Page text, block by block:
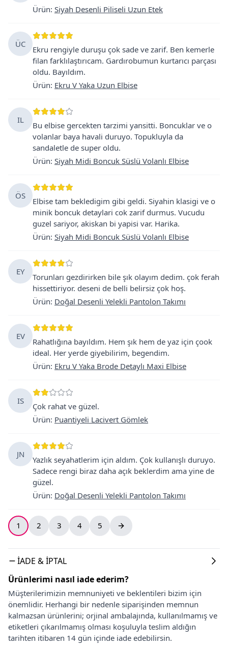
Ürün: Siyah Desenli Piliseli Uzun Etek
ÜC
Ekru rengiyle duruşu çok sade ve zarif. Ben kemerle
filan farklılaştırıcam. Gardırobumun kurtarıcı parçası
oldu. Bayıldım.
Ürün: Ekru V Yaka Uzun Elbise
IL
Bu elbise gercekten tarzimi yansitti. Boncuklar ve o
volanlar baya havali duruyo. Topukluyla da
sandaletle de super oldu.
Ürün: Siyah Midi Boncuk Süslü Volanlı Elbise
ÖS
Elbise tam bekledigim gibi geldi. Siyahin klasigi ve o
minik boncuk detaylari cok zarif durmus. Vucudu
guzel sariyor, akiskan bi yapisi var. Harika.
Ürün: Siyah Midi Boncuk Süslü Volanlı Elbise
EY
Torunları gezdirirken bile şık olayım dedim. çok ferah
hissettiriyor. deseni de belli belirsiz çok hoş.
Ürün: Doğal Desenli Yelekli Pantolon Takımı
EV
Rahatlığına bayıldım. Hem şık hem de yaz için çook
ideal. Her yerde giyebilirim, begendim.
Ürün: Ekru V Yaka Brode Detaylı Maxi Elbise
IS
Çok rahat ve güzel.
Ürün: Puantiyeli Lacivert Gömlek
JN
Yazlık seyahatlerim için aldım. Çok kullanışlı duruyo.
Sadece rengi biraz daha açık beklerdim ama yine de
güzel.
Ürün: Doğal Desenli Yelekli Pantolon Takımı
1 2 3 4 5
İADE & İPTAL
Ürünlerimi nasıl iade ederim?
Müşterilerimizin memnuniyeti ve beklentileri bizim için
önemlidir. Herhangi bir nedenle siparişinden memnun
kalmazsan ürünlerini; orjinal ambalajında, kullanılmamış ve
etiketleri çıkarılmamış olması koşuluyla teslim aldığın
tarihten itibaren 14 gün içinde iade edebilirsin.